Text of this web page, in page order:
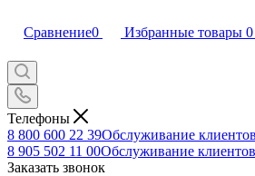
Сравнение0 Избранные товары 0
Телефоны
8 800 600 22 39Обслуживание клиентов
8 905 502 11 00Обслуживание клиентов
Заказать звонок